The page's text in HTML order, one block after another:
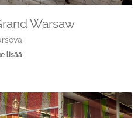
Warsaw
lisää